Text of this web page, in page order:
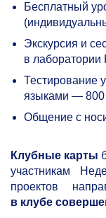
Бесплатный
Экскурсия и
в
Тестирование
языками — 800
Общение с
Клубные карты
участникам
проектов
в клубе